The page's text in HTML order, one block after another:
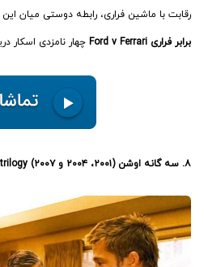
رقابت با ماشین فراری، رابطه دوستی میان
برابر فراری Ford v Ferrari چهار نامزدی اسکار
۸. سه گانه اوشن (۲۰۰۱، ۲۰۰۴ و ۲۰۰۷) The Oceans trilogy